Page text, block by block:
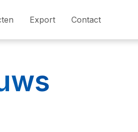
Export Contact